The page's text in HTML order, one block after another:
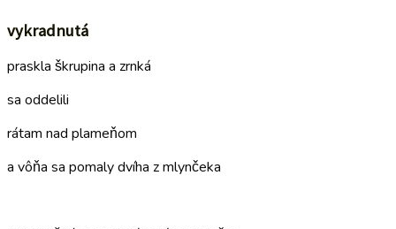
vykradnutá
praskla škrupina a zrnká
sa oddelili
rátam nad plameňom
a vôňa sa pomaly dvíha z mlynčeka